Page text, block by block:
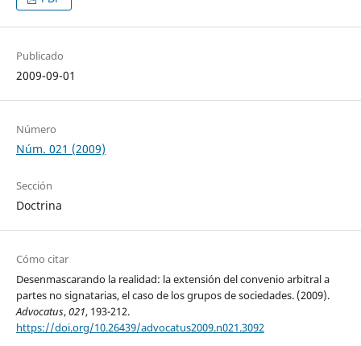
Publicado
2009-09-01
Número
Núm. 021 (2009)
Sección
Doctrina
Cómo citar
Desenmascarando la realidad: la extensión del convenio arbitral a
partes no signatarias, el caso de los grupos de sociedades. (2009).
Advocatus,021, 193-212.
https://doi.org/10.26439/advocatus2009.n021.3092